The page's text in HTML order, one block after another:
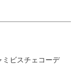
ミビスチェコーデ